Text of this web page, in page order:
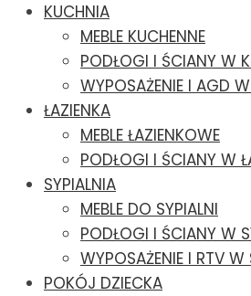
KUCHNIA
MEBLE KUCHENNE
PODŁOGI I ŚCIANY W
WYPOSAŻENIE I AGD
ŁAZIENKA
MEBLE ŁAZIENKOWE
PODŁOGI I ŚCIANY W
SYPIALNIA
MEBLE DO SYPIALNI
PODŁOGI I ŚCIANY W
WYPOSAŻENIE I RTV W
POKÓJ DZIECKA